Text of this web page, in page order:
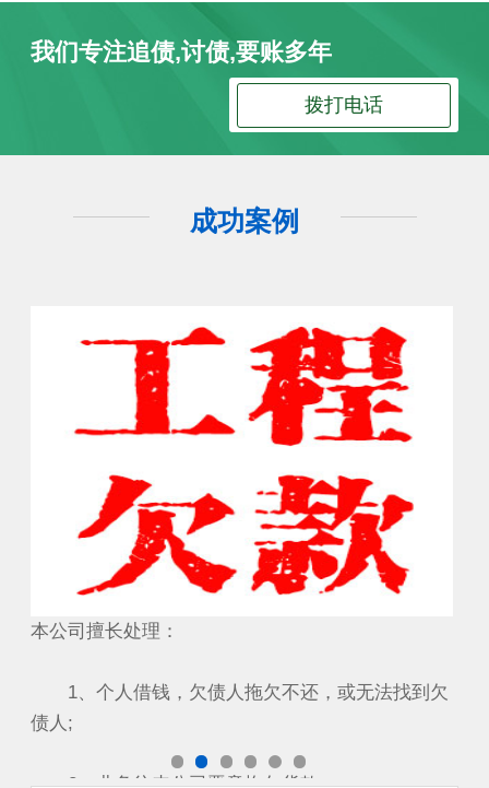
我们专注追债,讨债,要账多年
拨打电话
成功案例
本公司擅长处理：
1、个人借钱，欠债人拖欠不还，或无法找到欠
债人;